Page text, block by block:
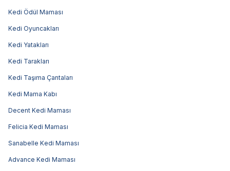
Kedi Ödül Maması
Kedi Oyuncakları
Kedi Yatakları
Kedi Tarakları
Kedi Taşıma Çantaları
Kedi Mama Kabı
Decent Kedi Maması
Felicia Kedi Maması
Sanabelle Kedi Maması
Advance Kedi Maması